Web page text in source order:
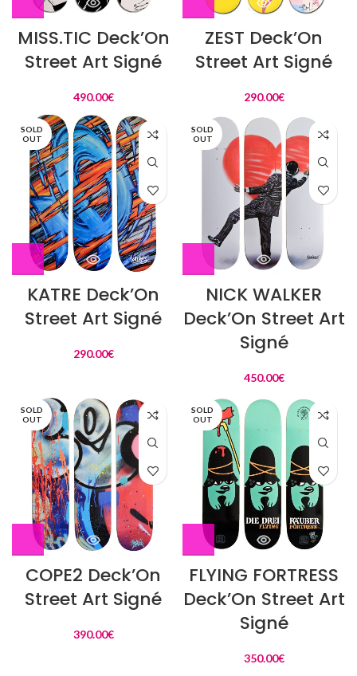
MISS.TIC Deck’On
Street Art Signé
490.00€
ZEST Deck’On
Street Art Signé
290.00€
SOLD
OUT
KATRE Deck’On
Street Art Signé
290.00€
SOLD
OUT
NICK WALKER
Deck’On Street Art
Signé
450.00€
SOLD
OUT
COPE2 Deck’On
Street Art Signé
390.00€
SOLD
OUT
FLYING FORTRESS
Deck’On Street Art
Signé
350.00€